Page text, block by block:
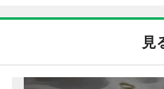
見